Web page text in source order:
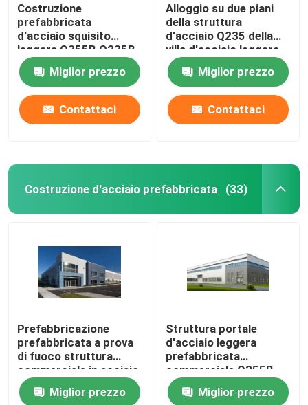
Costruzione
prefabbricata
d'acciaio squisito
leggera Q355B Q235B
della Camera
Miglior prezzo
Contattaci
Alloggio su due piani
della struttura
d'acciaio Q235 della
villa d'acciaio leggera
prefabbricata della
luce
Miglior prezzo
Contattaci
Costruzione d'acciaio prefabbricata (33)
Prefabbricazione
prefabbricata a prova
di fuoco struttura
commerciale in acciaio
Edificio per uffici con
sezione H saldata
Miglior prezzo
Struttura portale
d'acciaio leggera
prefabbricata
commerciale Q355B
dell'edificio per uffici
Miglior prezzo